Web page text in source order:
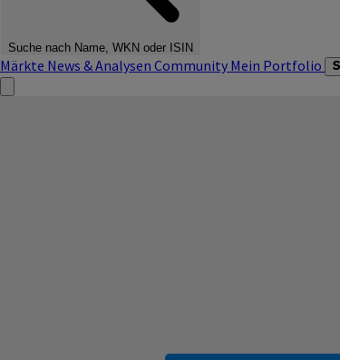
Suche nach Name, WKN oder ISIN
Märkte News & Analysen Community Mein Portfolio